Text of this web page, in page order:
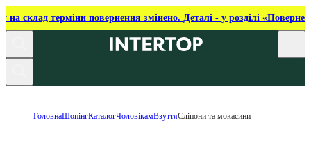
на склад терміни повернення змінено. Деталі - у розділі
ГоловнаШопінгКаталогЧоловікамВзуттяСліпони та мокасини